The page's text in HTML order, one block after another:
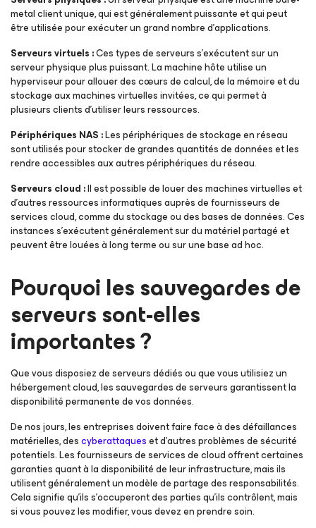
metal client unique, qui est généralement puissante et qui peut
être utilisée pour exécuter un grand nombre d’applications.
Serveurs virtuels :Ces types de serveurs s’exécutent sur un
serveur physique plus puissant. La machine hôte utilise un
hyperviseur pour allouer des cœurs de calcul, de la mémoire et du
stockage aux machines virtuelles invitées, ce qui permet à
plusieurs clients d’utiliser leurs ressources.
Périphériques NAS :Les périphériques de stockage en réseau
sont utilisés pour stocker de grandes quantités de données et les
rendre accessibles aux autres périphériques du réseau.
Serveurs cloud :Il est possible de louer des machines virtuelles et
d’autres ressources informatiques auprès de fournisseurs de
services cloud, comme du stockage ou des bases de données. Ces
instances s’exécutent généralement sur du matériel partagé et
peuvent être louées à long terme ou sur une base ad hoc.
Pourquoi les sauvegardes de
serveurs sont-elles
importantes ?
Que vous disposiez de serveurs dédiés ou que vous utilisiez un
hébergement cloud, les sauvegardes de serveurs garantissent la
disponibilité permanente de vos données.
De nos jours, les entreprises doivent faire face à des défaillances
matérielles, descyberattaqueset d’autres problèmes de sécurité
potentiels. Les fournisseurs de services de cloud offrent certaines
garanties quant à la disponibilité de leur infrastructure, mais ils
utilisent généralement un modèle de partage des responsabilités.
Cela signifie qu’ils s’occuperont des parties qu’ils contrôlent, mais
si vous pouvez les modifier, vous devez en prendre soin.